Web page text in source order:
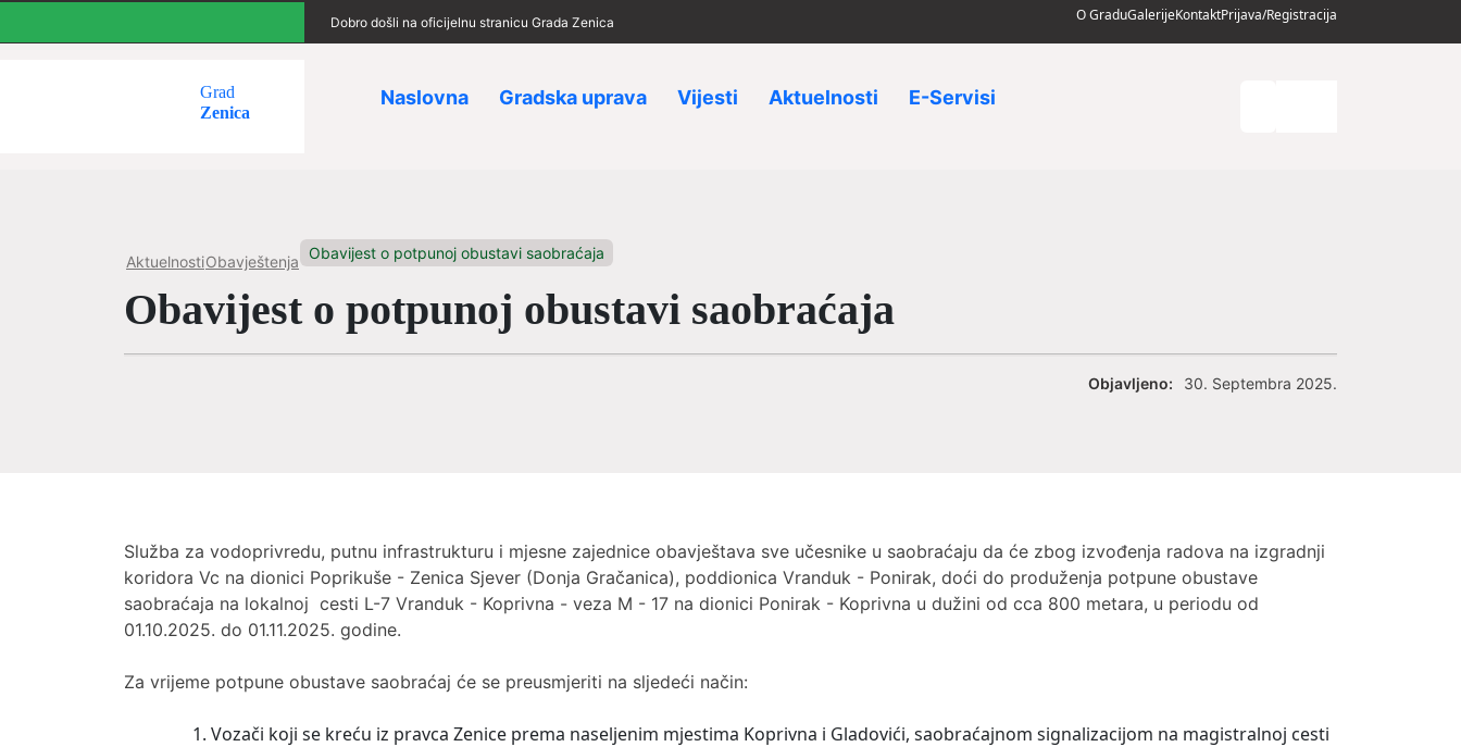
Dobro došli na oficijelnu stranicu Grada Zenica O GraduGalerijeKontaktPrijava/Registracija
Grad
Zenica
Naslovna Gradska uprava Vijesti Aktuelnosti E-Servisi
AktuelnostiObavještenja Obavijest o potpunoj obustavi saobraćaja
Obavijest o potpunoj obustavi saobraćaja
Objavljeno: 30. Septembra 2025.
Služba za vodoprivredu, putnu infrastrukturu i mjesne zajednice obavještava sve učesnike u saobraćaju da će zbog izvođenja radova na izgradnji
koridora Vc na dionici Poprikuše - Zenica Sjever (Donja Gračanica), poddionica Vranduk - Ponirak, doći do produženja potpune obustave
saobraćaja na lokalnoj cesti L-7 Vranduk - Koprivna - veza M - 17 na dionici Ponirak - Koprivna u dužini od cca 800 metara, u periodu od
01.10.2025. do 01.11.2025. godine.
Za vrijeme potpune obustave saobraćaj će se preusmjeriti na sljedeći način:
Vozači koji se kreću iz pravca Zenice prema naseljenim mjestima Koprivna i Gladovići, saobraćajnom signalizacijom na magistralnoj cesti